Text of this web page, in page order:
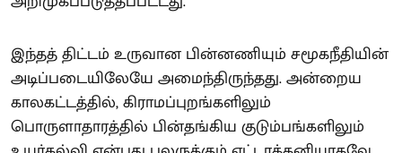
இந்தத் திட்டம் உருவான பின்னணியும் சமூகநீதியின்
அடிப்படையிலேயே அமைந்திருந்தது. அன்றைய
காலகட்டத்தில், கிராமப்புறங்களிலும்
பொருளாதாரத்தில் பின்தங்கிய குடும்பங்களிலும்